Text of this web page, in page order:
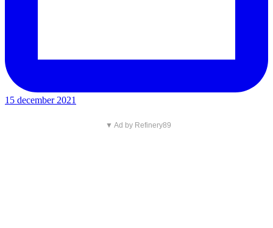
15 december 2021
▼ Ad by Refinery89